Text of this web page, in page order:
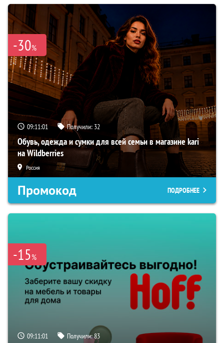
-30%
09:11:00 Получили: 32
Обувь, одежда и сумки для всей семьи в магазине kari
на Wildberries
Россия
Промокод ПОДРОБНЕЕ
-15%
09:11:00 Получили:83